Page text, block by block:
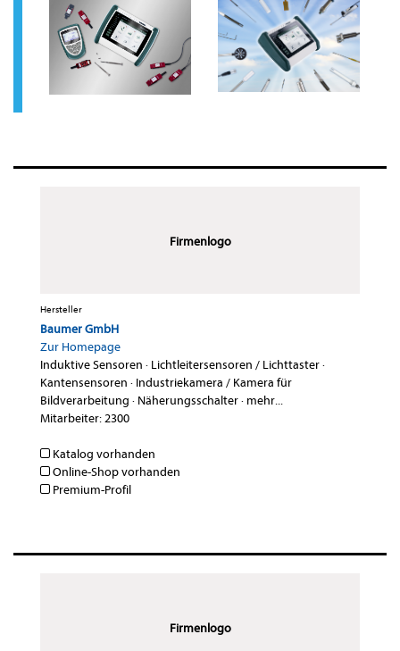
Firmenlogo
Hersteller
Baumer GmbH
Zur Homepage
Induktive Sensoren · Lichtleitersensoren / Lichttaster·
Kantensensoren · Industriekamera / Kamera für
Bildverarbeitung · Näherungsschalter· mehr...
Mitarbeiter: 2300
Katalog vorhanden
Online-Shop vorhanden
Premium-Profil
Firmenlogo